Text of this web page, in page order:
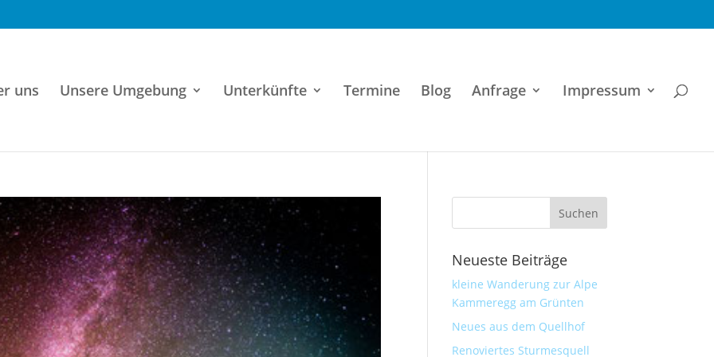
uns Unsere Umgebung Unterkünfte Termine Blog Anfrage Impressum
Neueste Beiträge
kleine Wanderung zur Alpe
Kammeregg am Grünten
Neues aus dem Quellhof
Renoviertes Sturmesquell